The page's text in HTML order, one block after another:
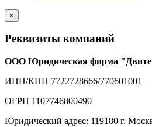
×
Реквизиты компаний
ООО Юридическая фирма
ИНН/КПП 7722728666/770601001
ОГРН 1107746800490
Юридический адрес: 119180 г.